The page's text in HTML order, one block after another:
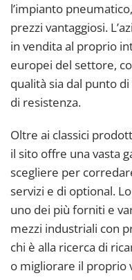
l’impianto
prezzi vantaggiosi.
in vendita al proprio
europei del settore,
qualità sia dal punto
di resistenza.
Oltre ai classici
il sito offre una vasta
scegliere per
servizi e di optional.
uno dei più forniti e
mezzi industriali con
chi è alla ricerca di
o migliorare il proprio